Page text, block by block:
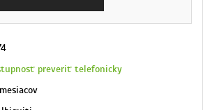
preveriť telefonicky